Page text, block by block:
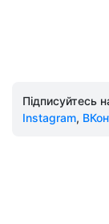
Підписуйтесь
Instagram,